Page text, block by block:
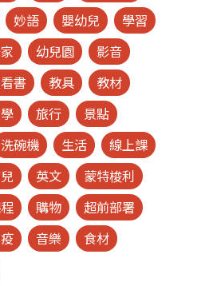
妙語 嬰幼兒
學習
幼兒園
影音
書 教具
教材
旅行
景點
洗碗機 生活
線上課
英文
蒙特梭利
購物
超前部署
音樂
食材